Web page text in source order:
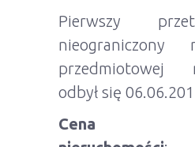
Pierwszy
nieograniczony
przedmiotowej
odbył się
Cena